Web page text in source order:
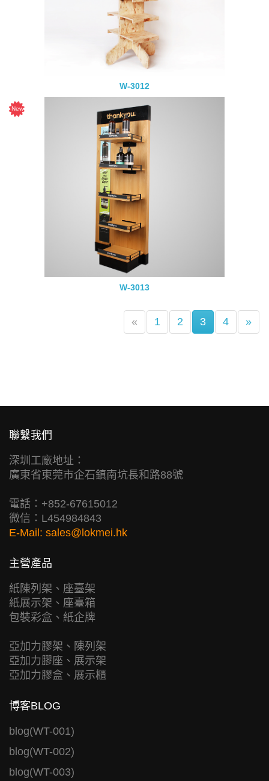
W-3012
W-3013
« 1 2 3(current)
4 »
聯繫我們
深圳工廠地址：
廣東省東莞市企石鎮南坑長和路88號
電話：+852-67615012
微信：L454984843
E-Mail: sales@lokmei.hk
主營產品
紙陳列架、座臺架
紙展示架、座臺箱
包裝彩盒、紙企牌
亞加力膠架、陳列架
亞加力膠座、展示架
亞加力膠盒、展示櫃
博客BLOG
blog(WT-001)
blog(WT-002)
blog(WT-003)